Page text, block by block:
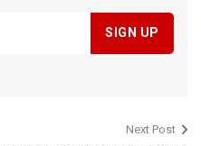
Next Post